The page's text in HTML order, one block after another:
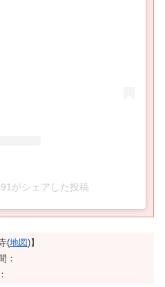
がシェアした投稿
(地図)】
：